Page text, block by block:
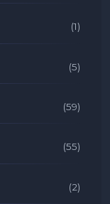
(1)
(5)
(59)
(55)
(2)